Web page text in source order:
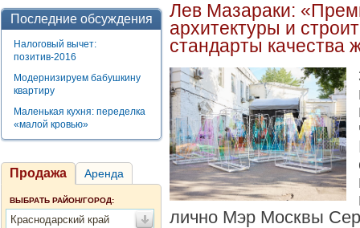
Последние обсуждения
Налоговый вычет:
позитив-2016
Модернизируем бабушкину
квартиру
Маленькая кухня: переделка
«малой кровью»
Продажа Аренда
ВЫБРАТЬ РАЙОН/ГОРОД:
Краснодарский край
Лев Мазараки:
архитектуры и
стандарты качества
лично Мэр Москвы